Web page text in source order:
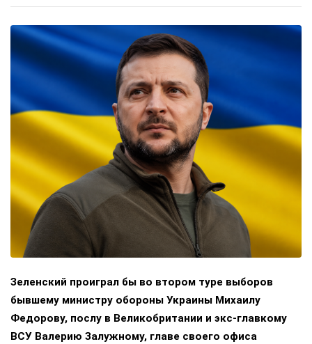
Зеленский проиграл бы во втором туре выборов
бывшему министру обороны Украины Михаилу
Федорову, послу в Великобритании и экс-главкому
ВСУ Валерию Залужному, главе своего офиса